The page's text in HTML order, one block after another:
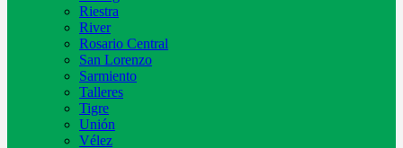
Riestra
River
Rosario Central
San Lorenzo
Sarmiento
Talleres
Tigre
Unión
Vélez